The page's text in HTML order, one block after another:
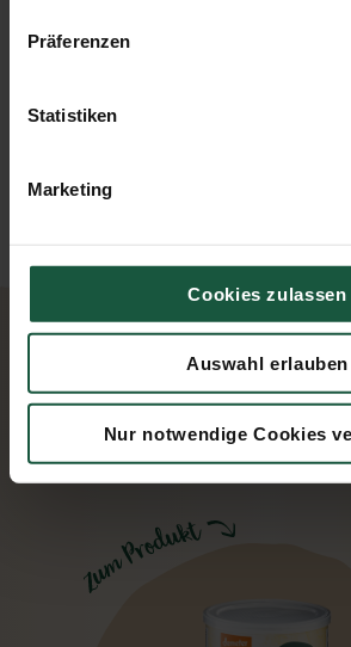
Präferenzen
Statistiken
Marketing
Cookies zulassen
Auswahl erlauben
Nur notwendige Cookies
200 ml heißem Wasser. Kurz
Heißgetränk oder Eiskaffee
Desserts und zahlreichen
Weitere Kaffee &
Entdecken Sie unsere